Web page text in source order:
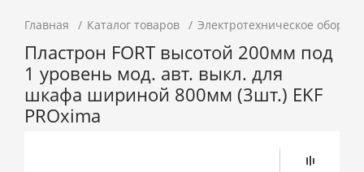
Главная Каталог товаров Электротехническое
Пластрон FORT высотой 200мм под
1 уровень мод. авт. выкл. для
шкафа шириной 800мм (3шт.) EKF
PROxima